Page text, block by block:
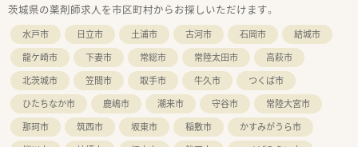
【募集背景と求める人物像について】
■8月に産休に入るスタッフの代替募集となっており、地域医療
に貢献したいという熱意を持つ若手からベテランまで幅広く歓
迎します。
■年収のみを重視する方よりも、薬剤師としてのスキルアップを
目指し、患者様のために誠実に取り組める方を積極的に採用して
います。
■在宅医療にも注力しているため、新しい知識の習得に前向き
で、周囲のスタッフと協力して業務を遂行できる協調性のある方
を求めています。
茨城県の薬剤師求人を市区町村からお探しいただけます。
水戸市 日立市 土浦市 古河市 石岡市
結城市
龍ケ崎市
下妻市 常総市 常陸太田市
高萩市
北茨城市
笠間市 取手市 牛久市
つくば市
ひたちなか市
鹿嶋市 潮来市 守谷市
常陸大宮市
那珂市
筑西市 坂東市 稲敷市
かすみがうら市